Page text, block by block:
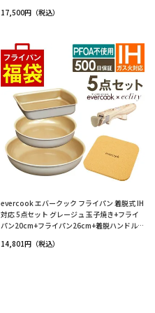
17,500円（税込）
evercook エバークック フライパン 着脱式 IH
対応 5点セット グレージュ 玉子焼き+フライ
パン20cm+フライパン26cm+着脱ハンドル
14,801円（税込）